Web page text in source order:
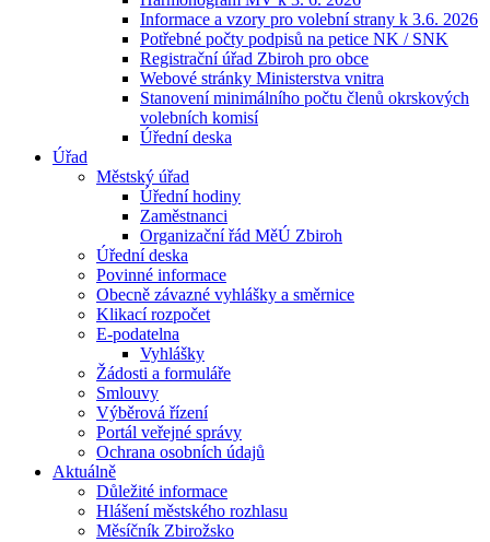
Informace a vzory pro volební strany k 3.6. 2026
Potřebné počty podpisů na petice NK / SNK
Registrační úřad Zbiroh pro obce
Webové stránky Ministerstva vnitra
Stanovení minimálního počtu členů okrskových
volebních komisí
Úřední deska
Úřad
Městský úřad
Úřední hodiny
Zaměstnanci
Organizační řád MěÚ Zbiroh
Úřední deska
Povinné informace
Obecně závazné vyhlášky a směrnice
Klikací rozpočet
E-podatelna
Vyhlášky
Žádosti a formuláře
Smlouvy
Výběrová řízení
Portál veřejné správy
Ochrana osobních údajů
Aktuálně
Důležité informace
Hlášení městského rozhlasu
Měsíčník Zbirožsko